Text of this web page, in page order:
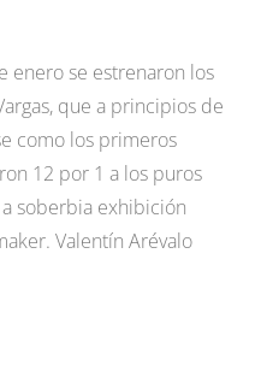
enero se estrenaron los
que a principios de
como los primeros
12 por 1 a los puros
soberbia exhibición
Valentín Arévalo